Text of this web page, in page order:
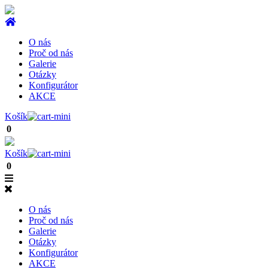
O nás
Proč od nás
Galerie
Otázky
Konfigurátor
AKCE
Košík
0
Košík
0
O nás
Proč od nás
Galerie
Otázky
Konfigurátor
AKCE